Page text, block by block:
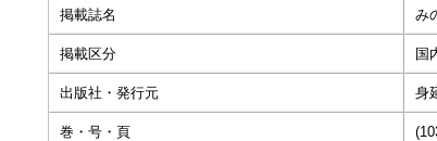
掲載誌名 み
掲載区分 国
出版社・発行元 身
巻・号・頁